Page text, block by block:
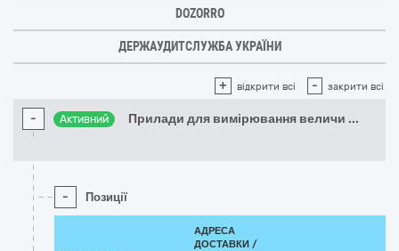
DOZORRO
ДЕРЖАУДИТСЛУЖБА УКРАЇНИ
+ відкрити всі - закрити всі
- Активний Прилади для вимірювання величи ...
- Позиції
АДРЕСА
ДОСТАВКИ /